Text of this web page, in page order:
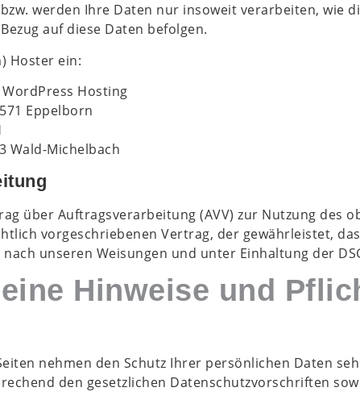
werden Ihre Daten nur insoweit verarbeiten, wie
auf diese Daten befolgen.
Hoster ein:
Hosting
Eppelborn
Wald-Michelbach
über Auftragsverarbeitung (AVV) zur Nutzung des
vorgeschriebenen Vertrag, der gewährleistet,
unseren Weisungen und unter Einhaltung der
Hinweise und
nehmen den Schutz Ihrer persönlichen Daten
den gesetzlichen Datenschutzvorschriften